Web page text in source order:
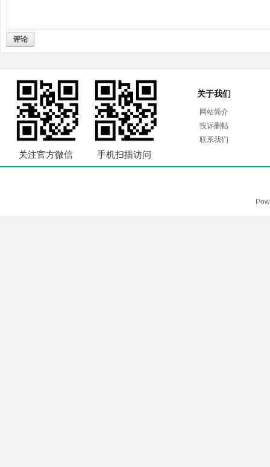
评论
关注官方微信 手机扫描访问
关于我们
网站简介
投诉删帖
联系我们